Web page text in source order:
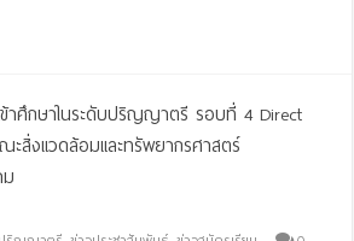
าศึกษาในระดับปริญญาตรี รอบที่ 4 Direct
สิ่งแวดล้อมและทรัพยากรศาสตร์